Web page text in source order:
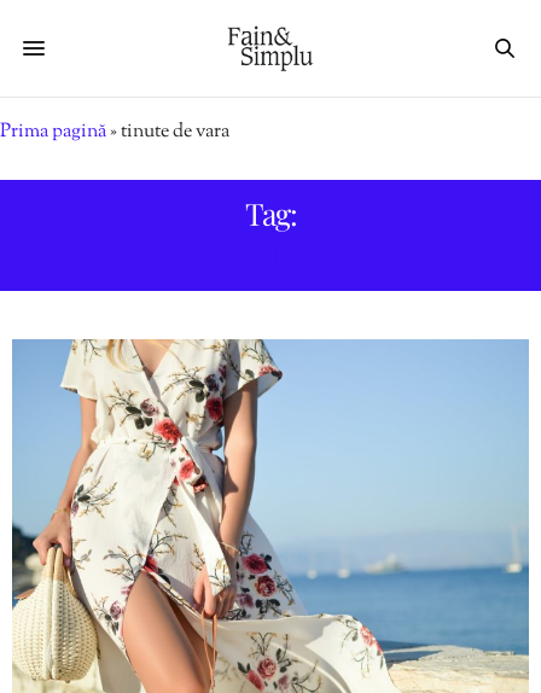
Prima pagină»tinute de vara
Tag: